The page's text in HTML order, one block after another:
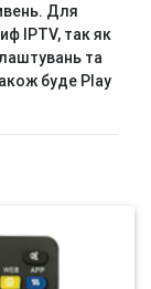
Для
IPTV, так як
та
буде Play